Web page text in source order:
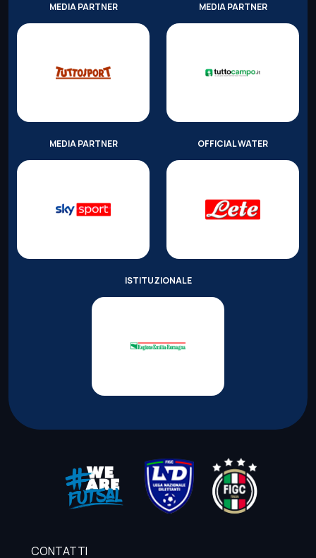
MEDIA PARTNER MEDIA PARTNER
MEDIA PARTNER OFFICIAL WATER
ISTITUZIONALE
CONTATTI